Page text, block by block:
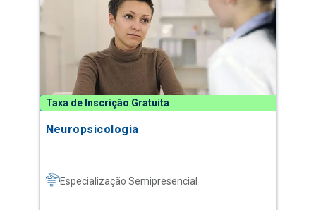
Taxa de Inscrição Gratuita
Neuropsicologia
Especialização Semipresencial